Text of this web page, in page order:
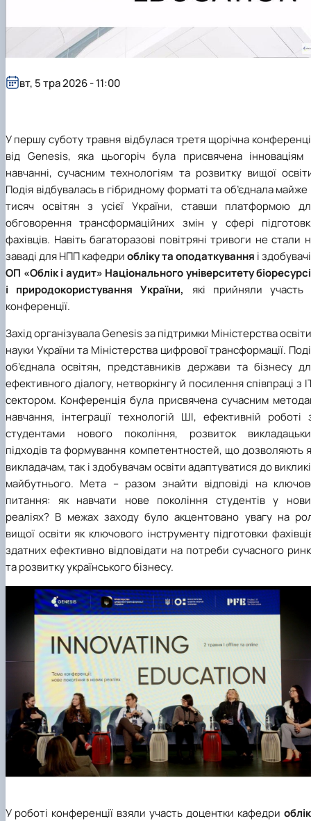
У першу суботу травня відбулася третя щорічна
від Genesis, яка цьогоріч була присвячена інноваціям
навчанні, сучасним технологіям та розвитку вищої
Подія відбувалась в гібридному форматі та об’єднала майже
тисяч освітян з усієї України, ставши платформою
обговорення трансформаційних змін у сфері
фахівців. Навіть багаторазові повітряні тривоги не стали
заваді для НПП кафедриобліку та оподаткування і
ОП «Облік і аудит» Національного університету
і природокористування України, які прийняли участь
конференції.
Захід організувала Genesis за підтримки Міністерства освіти
науки України та Міністерства цифрової трансформації.
об’єднала освітян, представників держави та бізнесу
ефективного діалогу, нетворкінгу й посилення співпраці з
сектором. Конференція була присвячена сучасним
навчання, інтеграції технологій ШІ, ефективній роботі
студентами нового покоління, розвиток
підходів та формування компетентностей, що дозволяють
викладачам, так і здобувачам освіти адаптуватися до
майбутнього. Мета – разом знайти відповіді на
питання: як навчати нове покоління студентів у
реаліях? В межах заходу було акцентовано увагу на
вищої освіти як ключового інструменту підготовки
здатних ефективно відповідати на потреби сучасного
та розвитку українського бізнесу.
У роботі конференції взяли участь доцентки кафедри
вт, 5 тра 2026 - 11:00